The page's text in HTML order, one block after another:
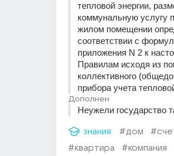
тепловой энергии,
коммунальную услугу
жилом помещении
соответствии с
приложения N 2 к
Правилам исходя из
коллективного
прибора учета
Дополнен
Неужели государство
знания #дом
#квартира
#компания